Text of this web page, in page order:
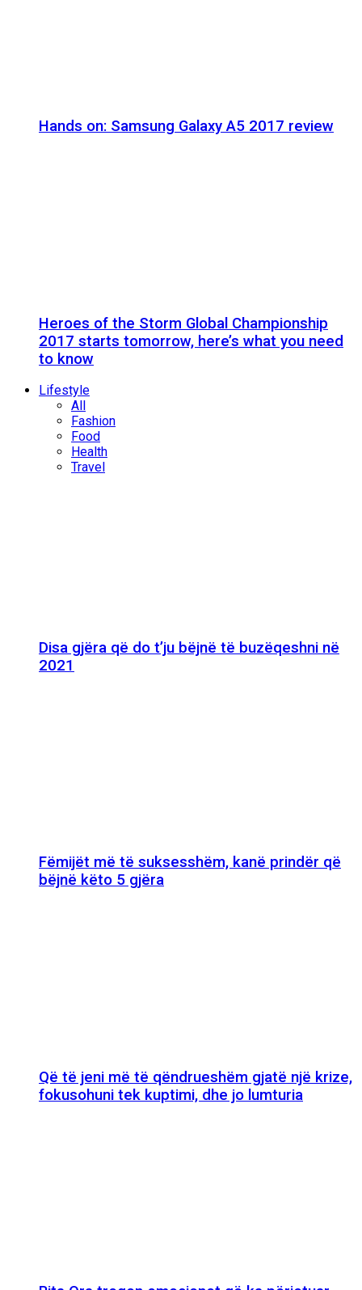
Hands on: Samsung Galaxy A5 2017 review
Heroes of the Storm Global Championship
2017 starts tomorrow, here’s what you need
to know
Lifestyle
All
Fashion
Food
Health
Travel
Disa gjëra që do t’ju bëjnë të buzëqeshni në
2021
Fëmijët më të suksesshëm, kanë prindër që
bëjnë këto 5 gjëra
Që të jeni më të qëndrueshëm gjatë një krize,
fokusohuni tek kuptimi, dhe jo lumturia